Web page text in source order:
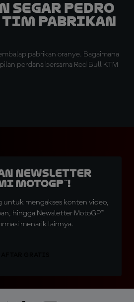
Segar Pedro
Tim Pabrikan
pabrikan oranye. Bagaimana
perdana bersama Red Bull KTM
Newsletter
MotoGP™!
untuk mengakses konten video,
hingga Newsletter MotoGP™
menarik lainnya.